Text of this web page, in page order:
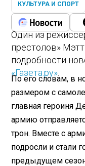
КУЛЬТУРА И СПОРТ
Один из
престолов»
подробности
«Газета.ру»
По его словам, в
размером с
главная героиня
армию
трон. Вместе с
подросли и стали
предыдущем